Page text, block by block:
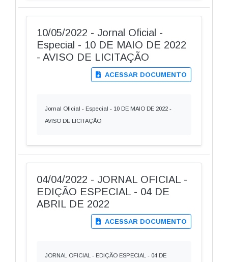
10/05/2022 - Jornal Oficial -
Especial - 10 DE MAIO DE 2022
- AVISO DE LICITAÇÃO
ACESSAR DOCUMENTO
Jornal Oficial - Especial - 10 DE MAIO DE 2022 -
AVISO DE LICITAÇÃO
04/04/2022 - JORNAL OFICIAL -
EDIÇÃO ESPECIAL - 04 DE
ABRIL DE 2022
ACESSAR DOCUMENTO
JORNAL OFICIAL - EDIÇÃO ESPECIAL - 04 DE